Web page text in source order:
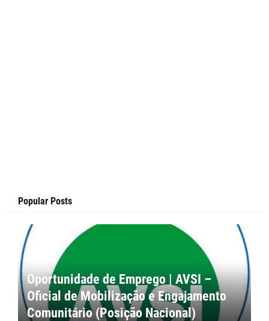
Popular Posts
Oportunidade de Emprego | AVSI –
Oficial de Mobilização e Engajamento
Comunitário (Posição Nacional)